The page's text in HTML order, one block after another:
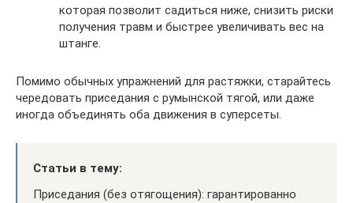
которая позволит садиться ниже, снизить риски
получения травм и быстрее увеличивать вес на
штанге.
Помимо обычных упражнений для растяжки, старайтесь
чередовать приседания с румынской тягой, или даже
иногда объединять оба движения в суперсеты.
Статьи в тему:
Приседания (без отягощения): гарантированно